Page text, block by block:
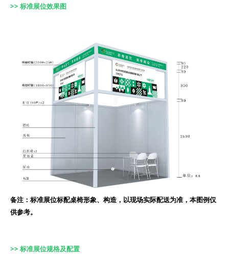
>> 标准展位效果图
备注：标准展位标配桌椅形象、构造，以现场实际配送为准，本图例仅
供参考。
>> 标准展位规格及配置